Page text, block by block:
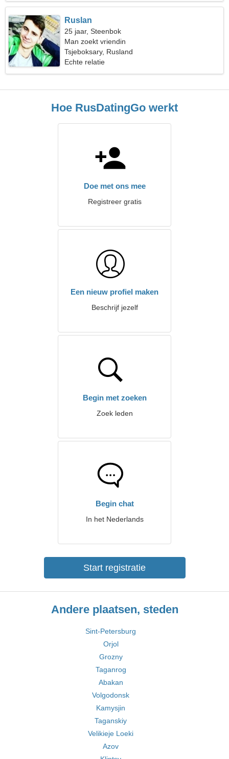
Ruslan
25 jaar, Steenbok
Man zoekt vriendin
Tsjeboksary, Rusland
Echte relatie
Hoe RusDatingGo werkt
Doe met ons mee
Registreer gratis
Een nieuw profiel maken
Beschrijf jezelf
Begin met zoeken
Zoek leden
Begin chat
In het Nederlands
Start registratie
Andere plaatsen, steden
Sint-Petersburg
Orjol
Grozny
Taganrog
Abakan
Volgodonsk
Kamysjin
Taganskiy
Velikieje Loeki
Azov